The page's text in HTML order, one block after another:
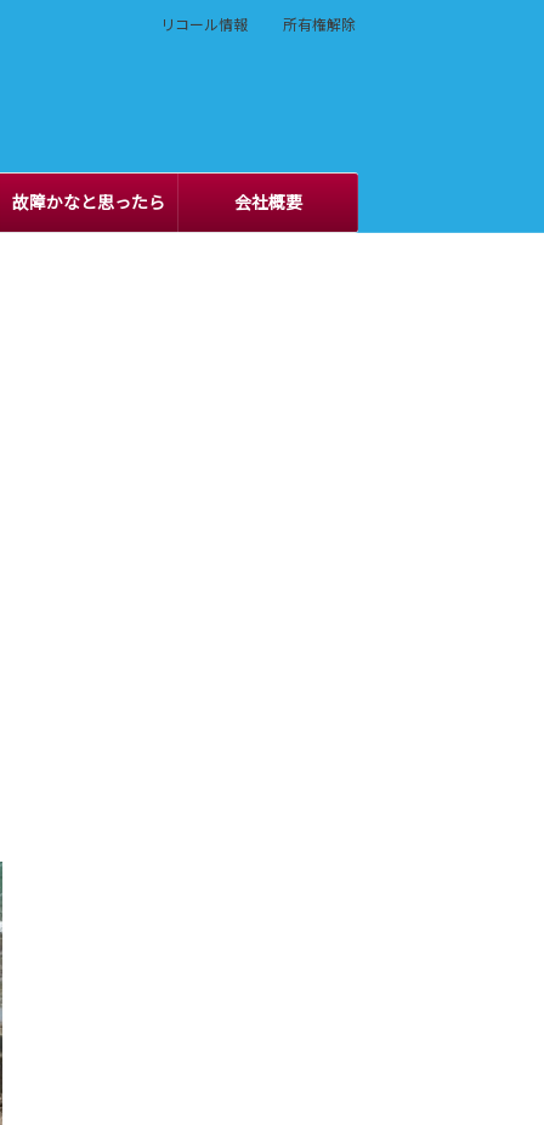
故障かなと思ったら 会社概要
リコール情報 所有権解除